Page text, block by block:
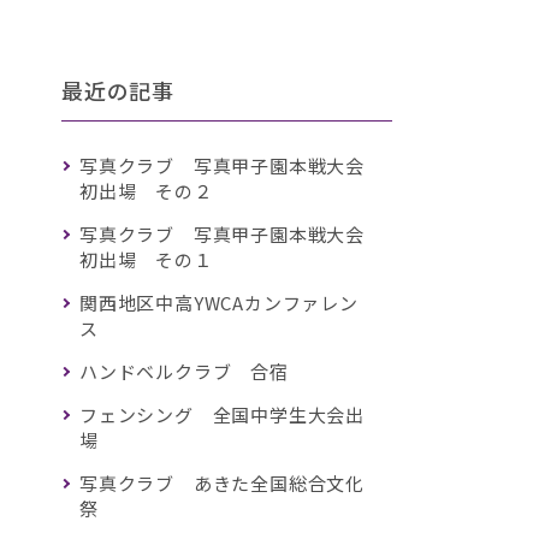
最近の記事
写真クラブ 写真甲子園本戦大会
初出場 その２
写真クラブ 写真甲子園本戦大会
初出場 その１
関西地区中高YWCAカンファレン
ス
ハンドベルクラブ 合宿
フェンシング 全国中学生大会出
場
写真クラブ あきた全国総合文化
祭